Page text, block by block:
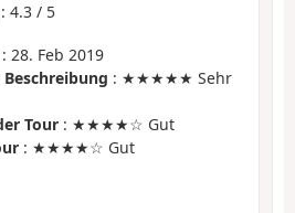
: 4.3 / 5
: 28. Feb 2019
: ★★★★★ Sehr
Tour : ★★★★☆ Gut
: ★★★★☆ Gut